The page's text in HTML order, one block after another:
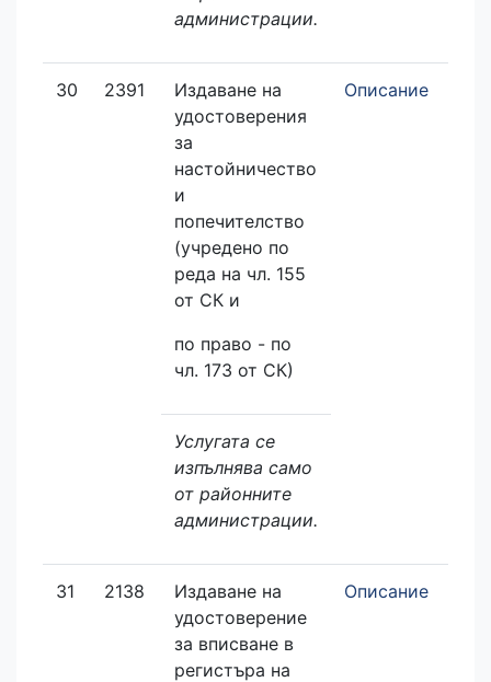
администрации.
30 2391
Издаване на
удостоверения
за
настойничество
и
попечителство
(учредено по
реда на чл. 155
от СК и
по право - по
чл. 173 от СК)
Описание
Услугата се
изпълнява само
от районните
администрации.
31 2138
Издаване на
удостоверение
за вписване в
регистъра на
Описание